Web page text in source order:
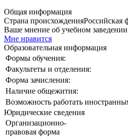
Общая информация
Страна происхожденияРоссийская
Ваше мнение об учебном
Мне нравится
Образовательная информация
Формы обучения:
Факультеты и отделения:
Форма зачисления:
Наличие общежития:
Возможность работать
Юридические сведения
Организационно-
правовая форма